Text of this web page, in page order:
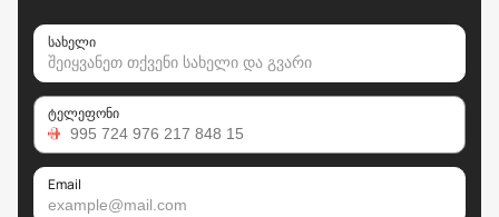
სახელი
ტელეფონი
Email